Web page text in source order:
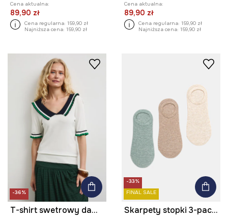
Cena aktualna:
89,90 zł
Cena regularna: 159,90 zł
Najniższa cena: 159,90 zł
Cena aktualna:
89,90 zł
Cena regularna: 159,90 zł
Najniższa cena: 159,90 zł
-36%
T-shirt swetrowy damski z wiskozą
-33%
FINAL SALE
Skarpety stopki 3-pack damskie z bawełną melanżowe